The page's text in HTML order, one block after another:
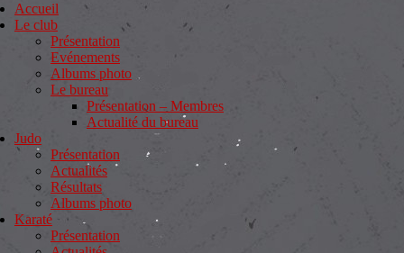
Accueil
Le club
Présentation
Evénements
Albums photo
Le bureau
Présentation – Membres
Actualité du bureau
Judo
Présentation
Actualités
Résultats
Albums photo
Karaté
Présentation